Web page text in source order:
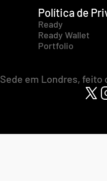
Política de
Ready
Ready Wallet
Portfolio
Sede em Londres, feito